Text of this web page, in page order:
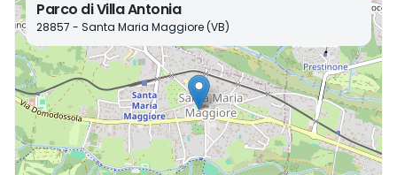
Parco di Villa Antonia
28857 - Santa Maria Maggiore (VB)